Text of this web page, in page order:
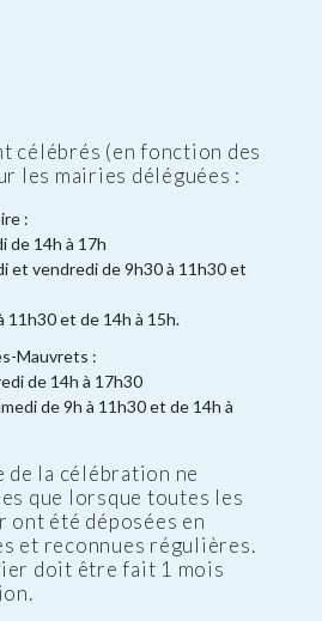
célébrés (en fonction des
les mairies déléguées :
:
de 14h à 17h
et vendredi de 9h30 à 11h30 et
11h30 et de 14h à 15h.
Mauvrets :
de 14h à 17h30
de 9h à 11h30 et de 14h à
de la célébration ne
que lorsque toutes les
ont été déposées en
et reconnues régulières.
doit être fait 1 mois